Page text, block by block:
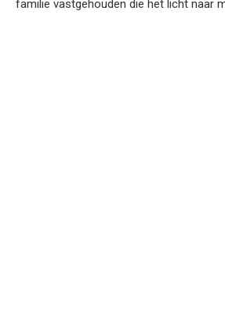
familie vastgehouden die het licht naar